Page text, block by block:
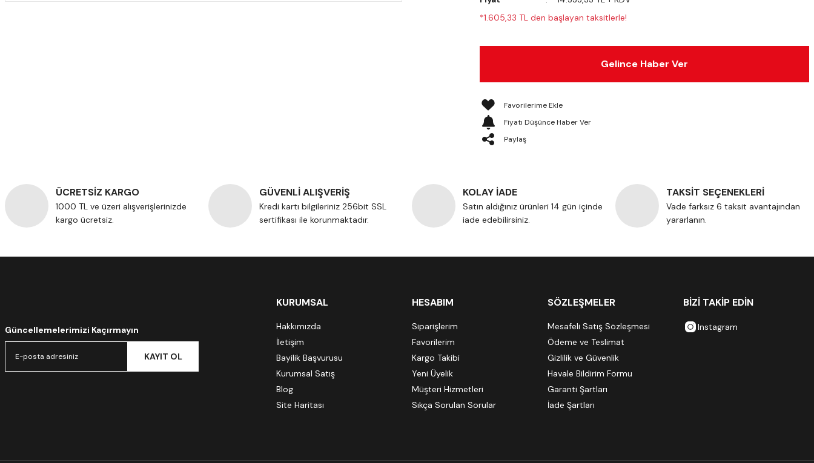
*1.605,33 TL den başlayan taksitlerle!
Gelince Haber Ver
Fiyatı Düşünce Haber Ver
Paylaş
ÜCRETSİZ KARGO
1000 TL ve üzeri alışverişlerinizde
kargo ücretsiz.
GÜVENLİ ALIŞVERİŞ
Kredi kartı bilgileriniz 256bit SSL
sertifikası ile korunmaktadır.
KOLAY İADE
Satın aldığınız ürünleri 14 gün içinde
iade edebilirsiniz.
TAKSİT SEÇENEKLERİ
Vade farksız 6 taksit avantajından
yararlanın.
Güncellemelerimizi Kaçırmayın
KAYIT OL
KURUMSAL
Hakkımızda
İletişim
Bayilik Başvurusu
Kurumsal Satış
Blog
Site Haritası
HESABIM
Siparişlerim
Favorilerim
Kargo Takibi
Yeni Üyelik
Müşteri Hizmetleri
Sıkça Sorulan Sorular
SÖZLEŞMELER
Mesafeli Satış Sözleşmesi
Ödeme ve Teslimat
Gizlilik ve Güvenlik
Havale Bildirim Formu
Garanti Şartları
İade Şartları
BİZİ TAKİP EDİN
Instagram